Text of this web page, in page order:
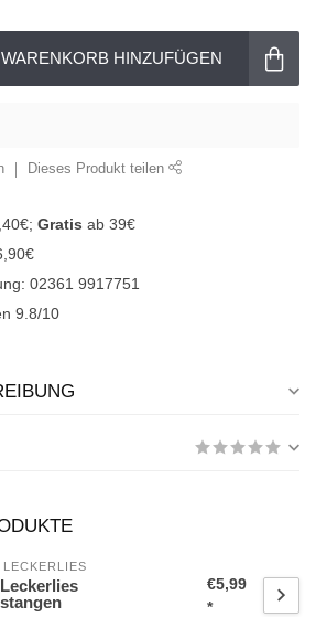
HINZUFÜGEN
Dieses Produkt teilen
Gratis ab 39€
02361 9917751
9.8/10
€5,99
*